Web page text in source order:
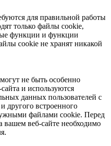
для правильной работы
только файлы cookie,
функции и функции
cookie не хранят никакой
не быть особенно
и используются
данных пользователей с
другого встроенного
файлами cookie. Перед
вашем веб-сайте необходимо